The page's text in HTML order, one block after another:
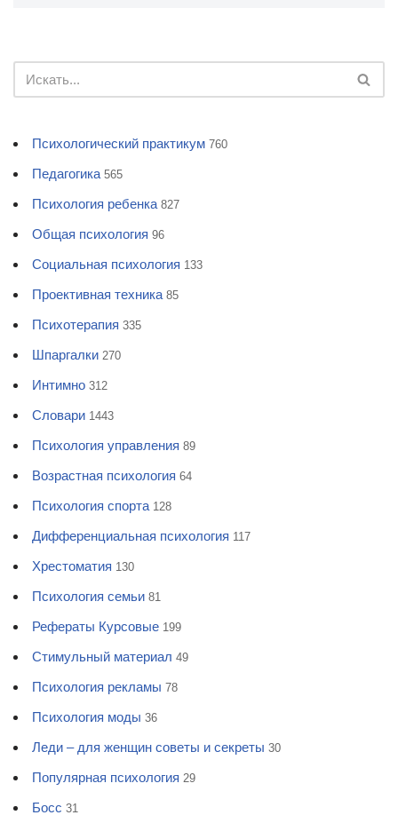
Психологический практикум 760
Педагогика 565
Психология ребенка 827
Общая психология 96
Социальная психология 133
Проективная техника 85
Психотерапия 335
Шпаргалки 270
Интимно 312
Словари 1443
Психология управления 89
Возрастная психология 64
Психология спорта 128
Дифференциальная психология 117
Хрестоматия 130
Психология семьи 81
Рефераты Курсовые 199
Стимульный материал 49
Психология рекламы 78
Психология моды 36
Леди – для женщин советы и секреты 30
Популярная психология 29
Босс 31